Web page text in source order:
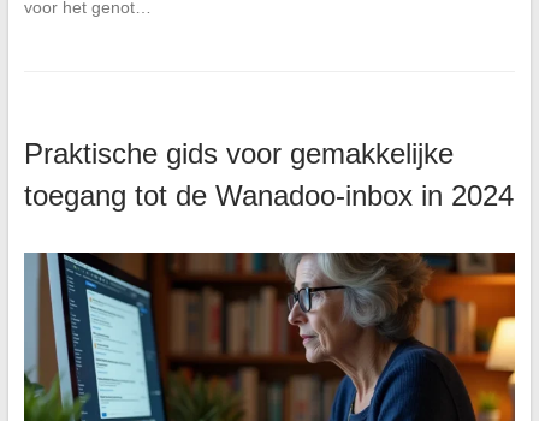
voor het genot…
Praktische gids voor gemakkelijke
toegang tot de Wanadoo-inbox in 2024